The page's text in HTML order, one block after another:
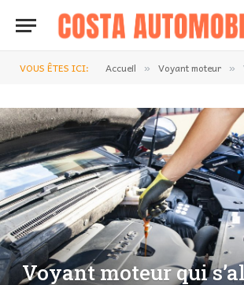
VOUS ÊTES ICI: Accueil » Voyant moteur »
Voyant moteur qui